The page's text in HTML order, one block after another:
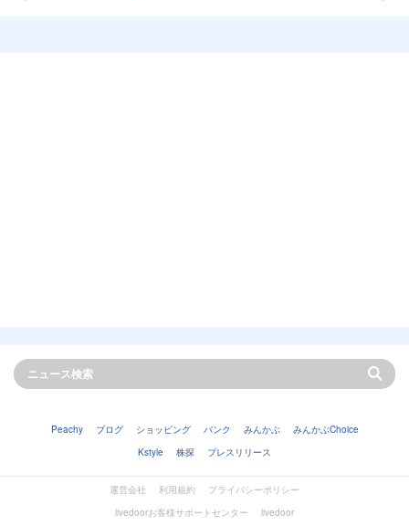
Peachy ブログ ショッピング バンク みんかぶ
みんかぶChoice
Kstyle
株探 プレスリリース
運営会社 利用規約
プライバシーポリシー
livedoorお客様サポートセンター
livedoor